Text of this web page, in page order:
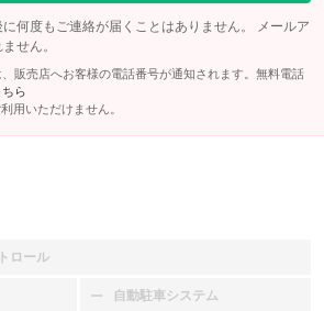
何度もご連絡が届くことはありません。 メールア
せん。
販売店へお客様の電話番号が通知されます。無料電話
ちら
用いただけません。
ロール
自動駐車システム
：装備なし